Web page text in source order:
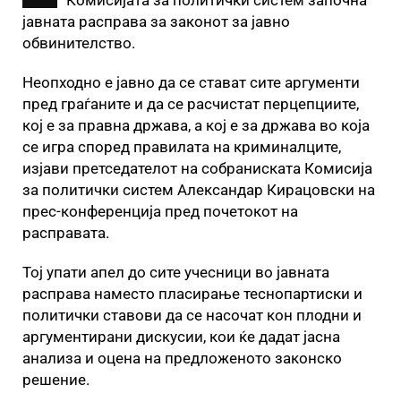
јавната расправа за законот за јавно
обвинителство.
Неопходно е јавно да се стават сите аргументи
пред граѓаните и да се расчистат перцепциите,
кој е за правна држава, а кој е за држава во која
се игра според правилата на криминалците,
изјави претседателот на собраниската Комисија
за политички систем Александар Кирацовски на
прес-конференција пред почетокот на
расправата.
Тој упати апел до сите учесници во јавната
расправа наместо пласирање теснопартиски и
политички ставови да се насочат кон плодни и
аргументирани дискусии, кои ќе дадат јасна
анализа и оцена на предложеното законско
решение.